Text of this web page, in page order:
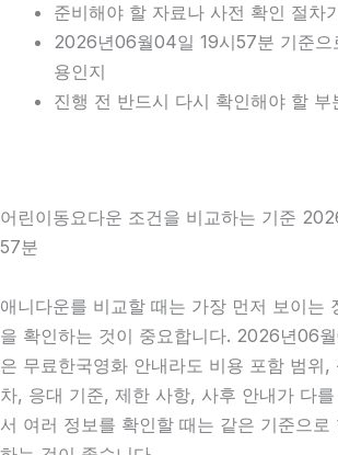
준비해야 할 자료나 사전 확인 절차
2026년06월04일 19시57분 기준으
용인지
진행 전 반드시 다시 확인해야 할 부
어린이동요다운 조건을 비교하는 기준
57분
애니다운를 비교할 때는 가장 먼저 보이는
을 확인하는 것이 중요합니다. 2026년06
은 무료한국영화 안내라도 비용 포함 범위,
차, 응대 기준, 제한 사항, 사후 안내가 다
서 여러 정보를 확인할 때는 같은 기준으로